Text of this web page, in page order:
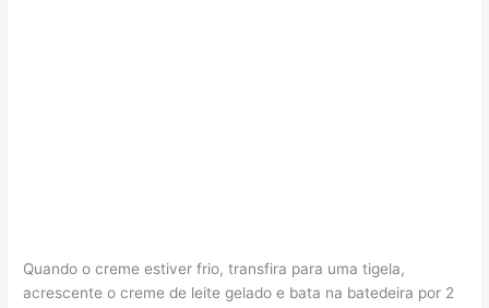
Quando o creme estiver frio, transfira para uma tigela,
acrescente o creme de leite gelado e bata na batedeira por 2